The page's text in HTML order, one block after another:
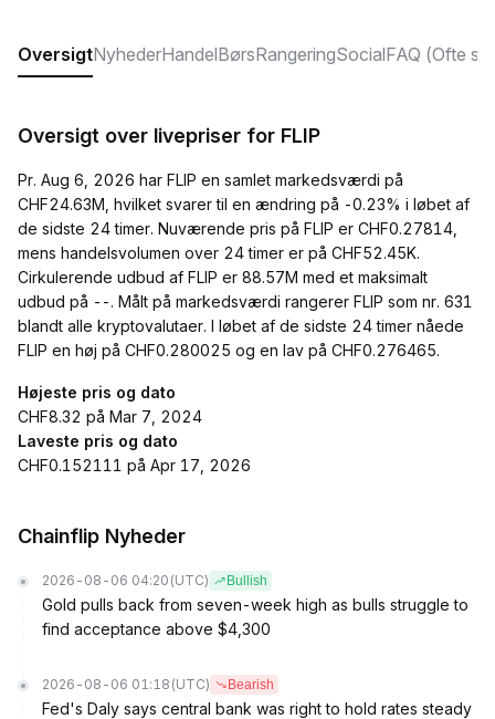
OversigtNyhederHandelBørsRangeringSocialFAQ (Ofte
Oversigt over livepriser for FLIP
Pr. Aug 6, 2026 har FLIP en samlet markedsværdi på
CHF24.63M, hvilket svarer til en ændring på -0.23% i løbet af
de sidste 24 timer. Nuværende pris på FLIP er CHF0.27814,
mens handelsvolumen over 24 timer er på CHF52.45K.
Cirkulerende udbud af FLIP er 88.57M med et maksimalt
udbud på --. Målt på markedsværdi rangerer FLIP som nr. 631
blandt alle kryptovalutaer. I løbet af de sidste 24 timer nåede
FLIP en høj på CHF0.280025 og en lav på CHF0.276465.
Højeste pris og dato
CHF8.32 på Mar 7, 2024
Laveste pris og dato
CHF0.152111 på Apr 17, 2026
Chainflip Nyheder
2026-08-06 04:20 (UTC) Bullish
Gold pulls back from seven-week high as bulls struggle to
find acceptance above $4,300
2026-08-06 01:18 (UTC) Bearish
Fed's Daly says central bank was right to hold rates steady